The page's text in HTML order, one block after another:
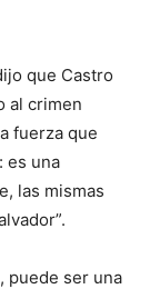
que Castro
al crimen
fuerza que
es una
las mismas
puede ser una